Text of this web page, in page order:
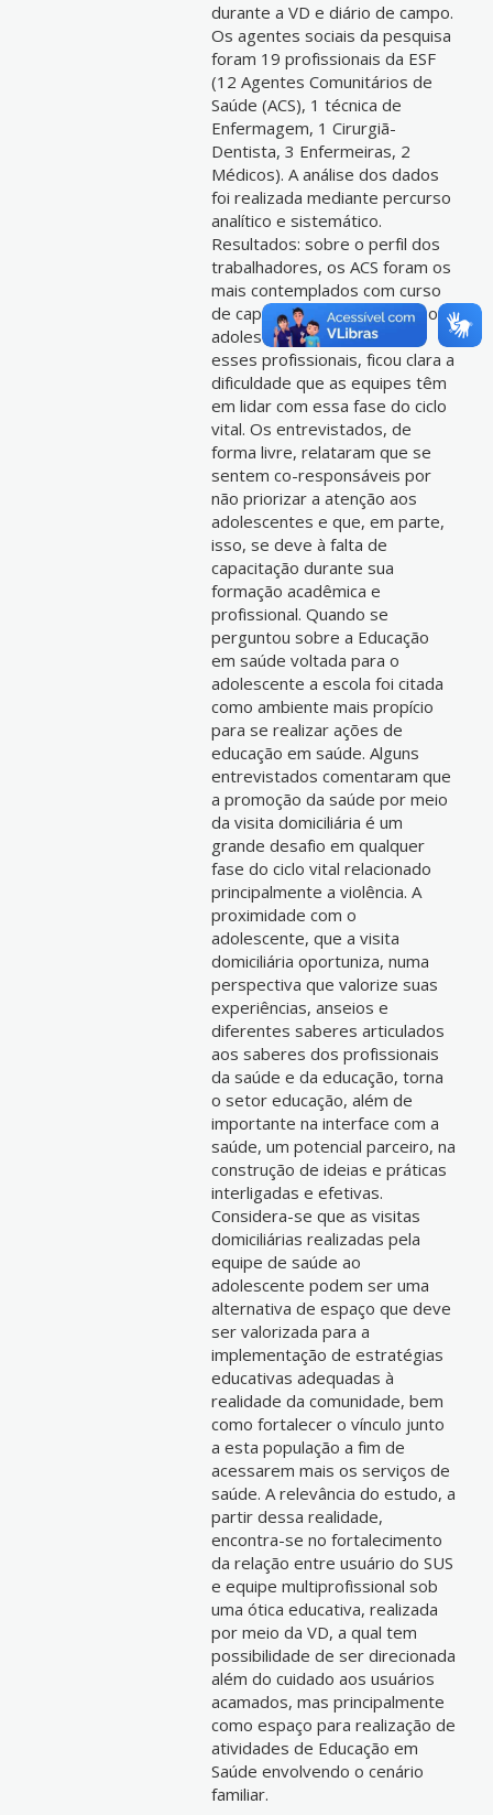
durante a VD e diário de campo.
Os agentes sociais da pesquisa
foram 19 profissionais da ESF
(12 Agentes Comunitários de
Saúde (ACS), 1 técnica de
Enfermagem, 1 Cirurgiã-
Dentista, 3 Enfermeiras, 2
Médicos). A análise dos dados
foi realizada mediante percurso
analítico e sistemático.
Resultados: sobre o perfil dos
trabalhadores, os ACS foram os
mais contemplados com curso
de capacitação voltado para o
adolescente. Mesmo entre
esses profissionais, ficou clara a
dificuldade que as equipes têm
em lidar com essa fase do ciclo
vital. Os entrevistados, de
forma livre, relataram que se
sentem co-responsáveis por
não priorizar a atenção aos
adolescentes e que, em parte,
isso, se deve à falta de
capacitação durante sua
formação acadêmica e
profissional. Quando se
perguntou sobre a Educação
em saúde voltada para o
adolescente a escola foi citada
como ambiente mais propício
para se realizar ações de
educação em saúde. Alguns
entrevistados comentaram que
a promoção da saúde por meio
da visita domiciliária é um
grande desafio em qualquer
fase do ciclo vital relacionado
principalmente a violência. A
proximidade com o
adolescente, que a visita
domiciliária oportuniza, numa
perspectiva que valorize suas
experiências, anseios e
diferentes saberes articulados
aos saberes dos profissionais
da saúde e da educação, torna
o setor educação, além de
importante na interface com a
saúde, um potencial parceiro, na
construção de ideias e práticas
interligadas e efetivas.
Considera-se que as visitas
domiciliárias realizadas pela
equipe de saúde ao
adolescente podem ser uma
alternativa de espaço que deve
ser valorizada para a
implementação de estratégias
educativas adequadas à
realidade da comunidade, bem
como fortalecer o vínculo junto
a esta população a fim de
acessarem mais os serviços de
saúde. A relevância do estudo, a
partir dessa realidade,
encontra-se no fortalecimento
da relação entre usuário do SUS
e equipe multiprofissional sob
uma ótica educativa, realizada
por meio da VD, a qual tem
possibilidade de ser direcionada
além do cuidado aos usuários
acamados, mas principalmente
como espaço para realização de
atividades de Educação em
Saúde envolvendo o cenário
familiar.